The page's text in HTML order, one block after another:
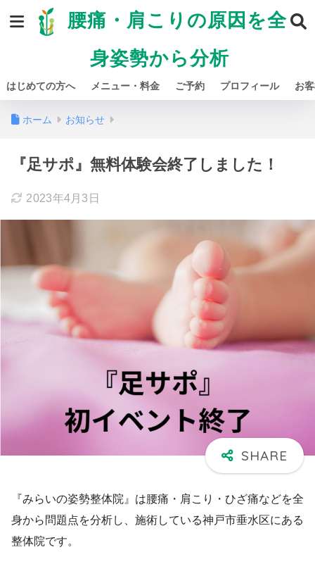
腰痛・肩こりの原因を全
身姿勢から分析
はじめての方へ メニュー・料金 ご予約 プロフィール お
ホーム お知らせ
『足サポ』無料体験会終了しました！
2023年4月3日
『みらいの姿勢整体院』は腰痛・肩こり・ひざ痛などを全
身から問題点を分析し、施術している神戸市垂水区にある
整体院です。